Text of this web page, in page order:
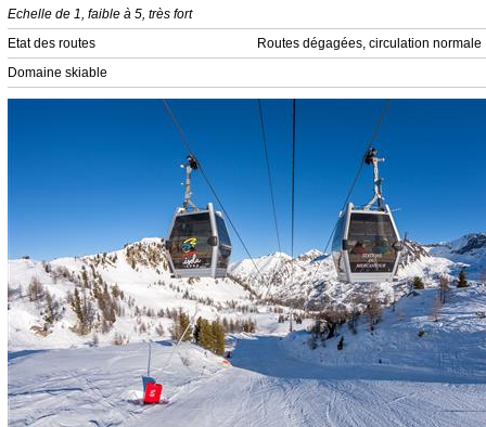
Echelle de 1, faible à 5, très fort
Etat des routes
Routes dégagées, circulation normale
Domaine skiable